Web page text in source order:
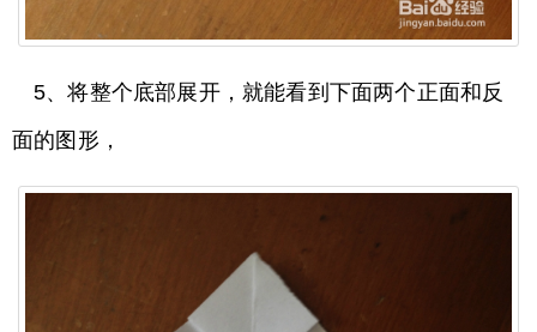
5、将整个底部展开，就能看到下面两个正面和反
面的图形，